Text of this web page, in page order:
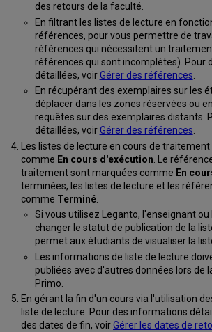
des retours de la faculté.
En filtrant les listes de lecture en
références, pour vous permettre de
références qui nécessitent un
références qui sont incomplètes). Pour
détaillées, voirGérer des références
En récupérant des exemplaires sur les
déplacer dans les zones réservées ou
requêtes sur des exemplaires distants.
détaillées, voirGérer des références
Les listes de lecture en cours de
comme En cours d'exécution . Le
traitement sont marquées comme En
terminées, les listes de lecture et les
comme Terminé.
Si vous utilisez Leganto, l'enseignant
changer le statut de publication de la
permet aux étudiants de visualiser la
Les informations de liste de lecture
publiées avec d'autres données lors de
Primo.
En gérant la fin d'un cours via l'utilisation
liste de lecture. Pour des informations
des dates de fin, voirGérer les dates de